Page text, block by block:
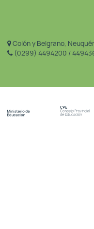
Colón y Belgrano,
(0299) 4494200 /